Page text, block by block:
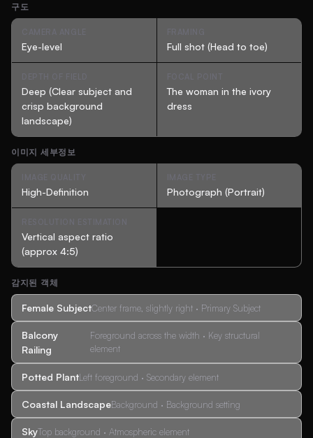
구도
Eye-level Full shot (Head to toe)
Deep (Clear subject and
crisp background
landscape)
The woman in the ivory
dress
이미지 세부정보
High-Definition Photograph (Portrait)
Vertical aspect ratio
(approx 4:5)
감지된 객체
Female SubjectCenter frame, slightly right · Primary Subject
Balcony
Railing
Foreground across the width · Key structural
element
Potted PlantLeft foreground · Secondary element
Coastal LandscapeBackground · Background setting
SkyTop background · Atmospheric element